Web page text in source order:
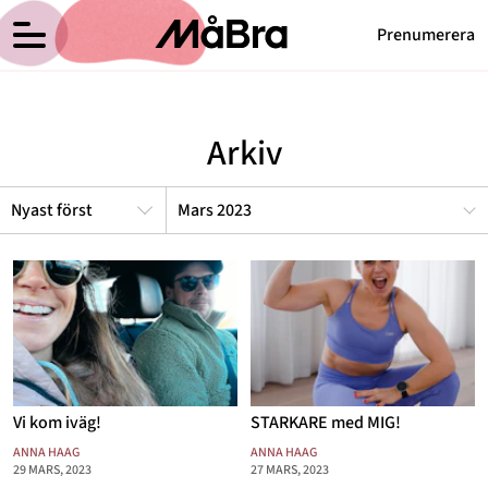
Prenumerera
Medicin
Psykologi
Vikt
Relationer
Nyttig mat
Senaste nytt
Anna Haags blogg Meny
Hem
Om Anna
Kategorier
Kontakt
Arkiv
Mars 2023
Vi kom iväg!
ANNA HAAG
29 MARS, 2023
STARKARE med MIG!
ANNA HAAG
27 MARS, 2023